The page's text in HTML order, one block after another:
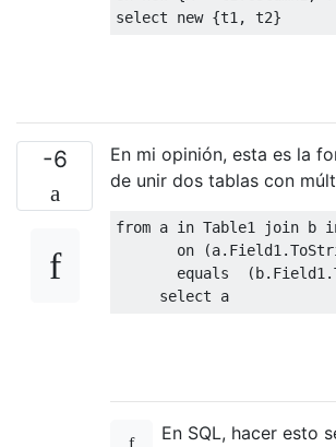
select
new {t1 , t2}
-6
En mi opinión, esta es la
de unir dos tablas con
from a in Table1 join b
       on
(a. Field1 .
       equals
( b. Field1 .
select a
En SQL, hacer esto